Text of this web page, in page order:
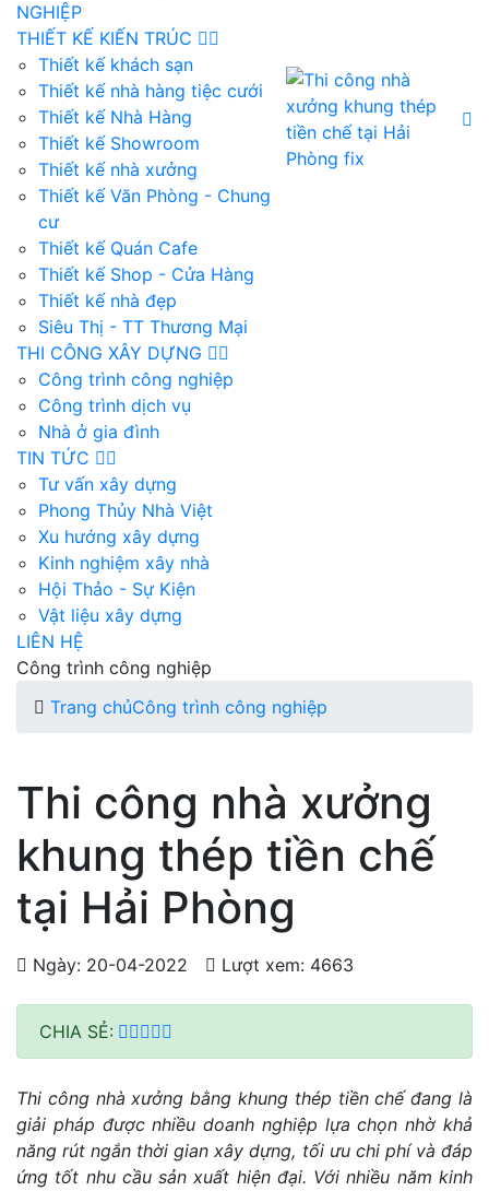
NGHIỆP
THIẾT KẾ KIẾN TRÚC
Thiết kế khách sạn
Thiết kế nhà hàng tiệc cưới
Thiết kế Nhà Hàng
Thiết kế Showroom
Thiết kế nhà xưởng
Thiết kế Văn Phòng - Chung
cư
Thiết kế Quán Cafe
Thiết kế Shop - Cửa Hàng
Thiết kế nhà đẹp
Siêu Thị - TT Thương Mại
THI CÔNG XÂY DỰNG
Công trình công nghiệp
Công trình dịch vụ
Nhà ở gia đình
TIN TỨC
Tư vấn xây dựng
Phong Thủy Nhà Việt
Xu hướng xây dựng
Kinh nghiệm xây nhà
Hội Thảo - Sự Kiện
Vật liệu xây dựng
LIÊN HỆ
Công trình công nghiệp
Trang chủCông trình công nghiệp
Thi công nhà xưởng
khung thép tiền chế
tại Hải Phòng
Ngày: 20-04-2022 Lượt xem: 4663
CHIA SẺ:
Thi công nhà xưởng bằng khung thép tiền chế đang là
giải pháp được nhiều doanh nghiệp lựa chọn nhờ khả
năng rút ngắn thời gian xây dựng, tối ưu chi phí và đáp
ứng tốt nhu cầu sản xuất hiện đại. Với nhiều năm kinh